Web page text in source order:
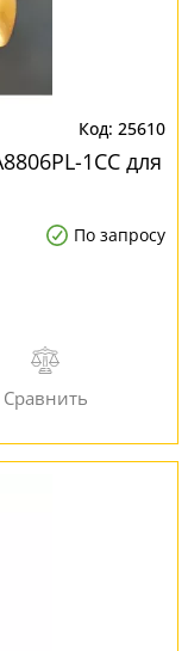
25610
1CC для
По запросу